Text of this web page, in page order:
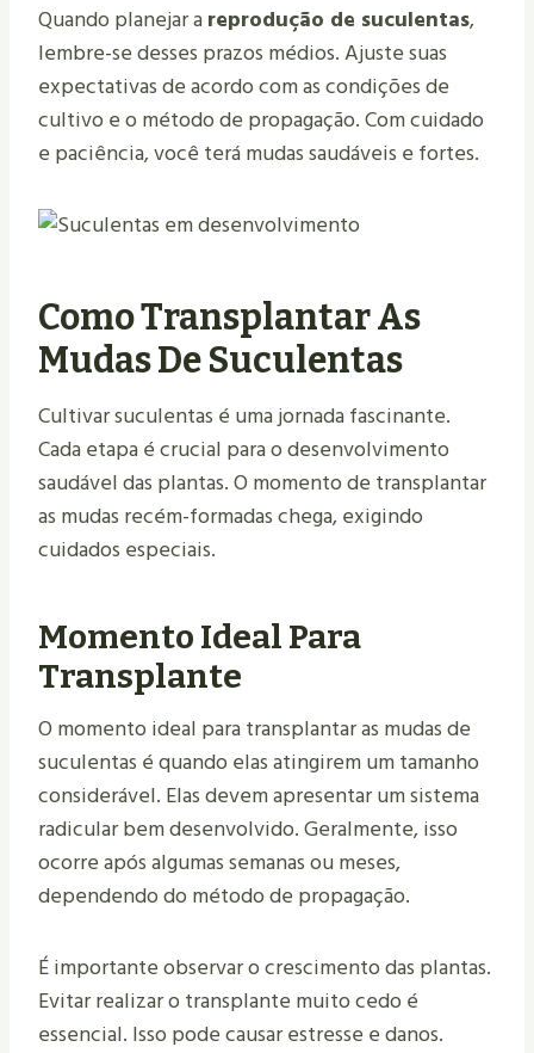
Quando planejar areprodução de suculentas,
lembre-se desses prazos médios. Ajuste suas
expectativas de acordo com as condições de
cultivo e o método de propagação. Com cuidado
e paciência, você terá mudas saudáveis e fortes.
Como Transplantar As
Mudas De Suculentas
Cultivar suculentas é uma jornada fascinante.
Cada etapa é crucial para o desenvolvimento
saudável das plantas. O momento de transplantar
as mudas recém-formadas chega, exigindo
cuidados especiais.
Momento Ideal Para
Transplante
O momento ideal para transplantar as mudas de
suculentas é quando elas atingirem um tamanho
considerável. Elas devem apresentar um sistema
radicular bem desenvolvido. Geralmente, isso
ocorre após algumas semanas ou meses,
dependendo do método de propagação.
É importante observar o crescimento das plantas.
Evitar realizar o transplante muito cedo é
essencial. Isso pode causar estresse e danos.